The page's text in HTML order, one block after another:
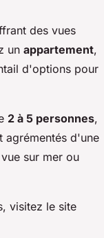
des vues
un appartement,
d'options pour
2 à 5 personnes,
agrémentés d'une
sur mer ou
visitez le site